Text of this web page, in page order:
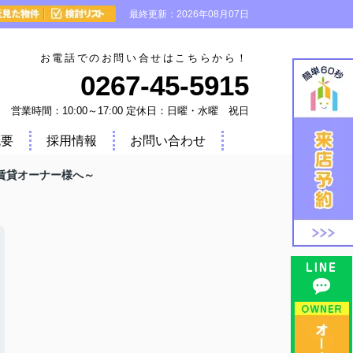
最終更新：2026年08月07日
お電話でのお問い合せはこちらから！
0267-45-5915
営業時間：10:00～17:00 定休日：日曜・水曜 祝日
採用情報 お問い合わせ
貸オーナー様へ～